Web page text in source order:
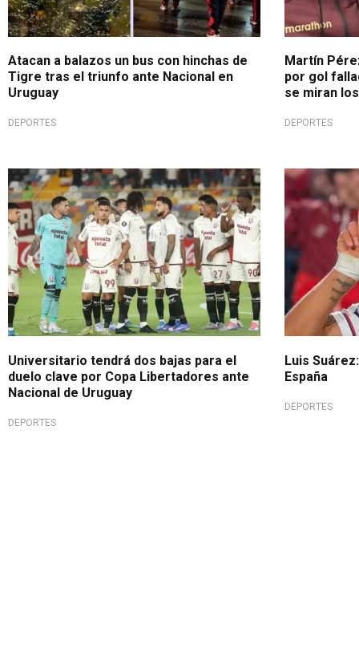
Atacan a balazos un bus con hinchas de
Tigre tras el triunfo ante Nacional en
Uruguay
DEPORTES
Martín
por gol
se miran
DEPORTES
Todo mal
Universitario tendrá dos bajas para el
duelo clave por Copa Libertadores ante
Nacional de Uruguay
DEPORTES
Luis
España
DEPORTES